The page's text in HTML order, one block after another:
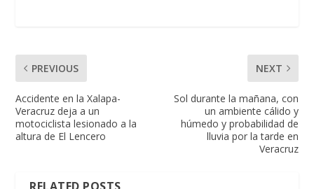
PREVIOUS
Accidente en la Xalapa-
Veracruz deja a un
motociclista lesionado a la
altura de El Lencero
NEXT
Sol durante la mañana, con
un ambiente cálido y
húmedo y probabilidad de
lluvia por la tarde en
Veracruz